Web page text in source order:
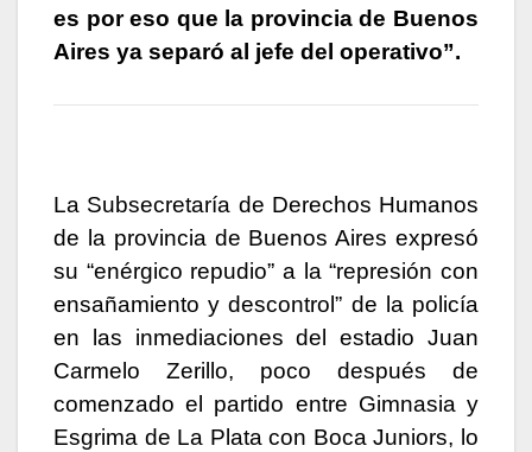
es por eso que la provincia de Buenos
Aires ya separó al jefe del operativo”.
La Subsecretaría de Derechos Humanos
de la provincia de Buenos Aires expresó
su “enérgico repudio” a la “represión con
ensañamiento y descontrol” de la policía
en las inmediaciones del estadio Juan
Carmelo Zerillo, poco después de
comenzado el partido entre Gimnasia y
Esgrima de La Plata con Boca Juniors, lo